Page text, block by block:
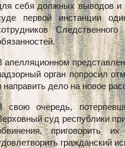
себя должных выводов и
первой инстанции
апелляционном
орган попросил
направить дело на новое
свою очередь,
суд республики
приговорить
гражданский